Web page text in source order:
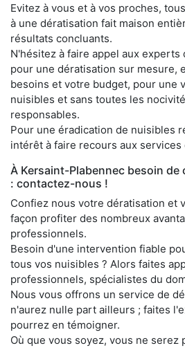
Evitez à vous et à vos proches,
à une dératisation fait maison
résultats concluants.
N'hésitez à faire appel aux
pour une dératisation sur mesure,
besoins et votre budget, pour une
nuisibles et sans toutes les
responsables.
Pour une éradication de nuisibles
intérêt à faire recours aux
À Kersaint-Plabennec besoin
: contactez-nous !
Confiez nous votre dératisation et
façon profiter des nombreux
professionnels.
Besoin d'une intervention fiable
tous vos nuisibles ? Alors faites
professionnels, spécialistes du
Nous vous offrons un service de
n'aurez nulle part ailleurs ; faites
pourrez en témoigner.
Où que vous soyez, vous ne serez